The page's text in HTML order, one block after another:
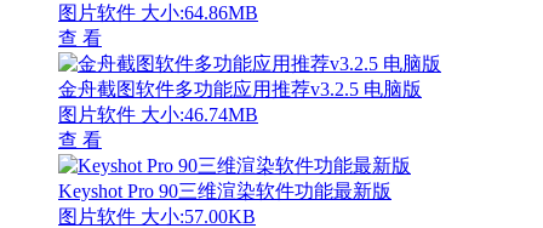
图片软件 大小:64.86MB
查 看
金舟截图软件多功能应用推荐v3.2.5 电脑版
图片软件 大小:46.74MB
查 看
Keyshot Pro 90三维渲染软件功能最新版
图片软件 大小:57.00KB